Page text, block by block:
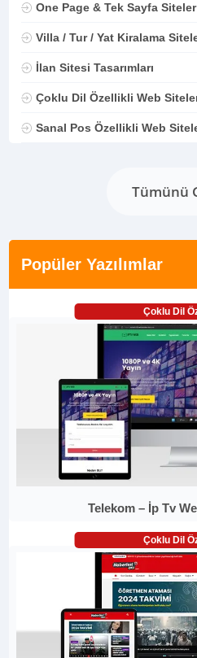
One Page & Tek Sayfa Siteler
Villa / Tur / Yat Kiralama
İlan Sitesi Tasarımları
Çoklu Dil Özellikli Web
Sanal Pos Özellikli Web
Tümünü
Popüler Yazılımlar
Çoklu Dil
Telekom – İp Tv
Çoklu Dil